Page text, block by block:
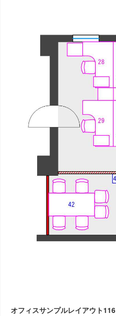
オフィスサンプルレイアウト116